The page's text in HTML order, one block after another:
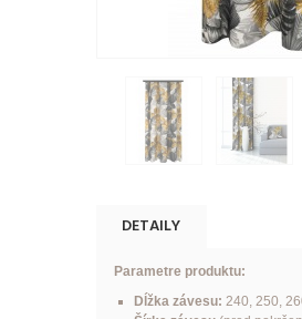
DETAILY
Parametre produktu:
Dĺžka závesu: 240, 250,